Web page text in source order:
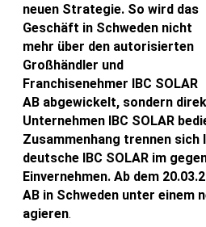
neuen Strategie. So wird das
Geschäft in Schweden nicht
mehr über den autorisierten
Großhändler und
Franchisenehmer IBC SOLAR
AB abgewickelt, sondern
Unternehmen IBC SOLAR
Zusammenhang trennen sich
deutsche IBC SOLAR im
Einvernehmen. Ab dem
AB in Schweden unter einem
agieren.